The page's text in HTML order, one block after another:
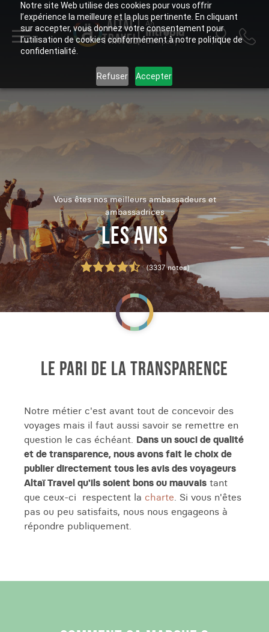
Notre site Web utilise des cookies pour vous offrir
l’expérience la meilleure et la plus pertinente. En cliquant
sur accepter, vous donnez votre consentement pour
l’utilisation de cookies conformément à notre politique de
confidentialité.
Refuser Accepter
ALTAÏ
TRAVEL
An
Intrepid
Company
Vous êtes nos meilleurs ambassadeurs et
ambassadrices
LES AVIS
(3337 notes)
LE PARI DE LA TRANSPARENCE
Notre métier c'est avant tout de concevoir des
voyages mais il faut aussi savoir se remettre en
question le cas échéant. Dans un souci de qualité
et de transparence, nous avons fait le choix de
publier directement tous les avis des voyageurs
Altaï Travel qu'ils soient bons ou mauvais tant
que ceux-ci respectent la charte. Si vous n'êtes
pas ou peu satisfaits, nous nous engageons à
répondre publiquement.